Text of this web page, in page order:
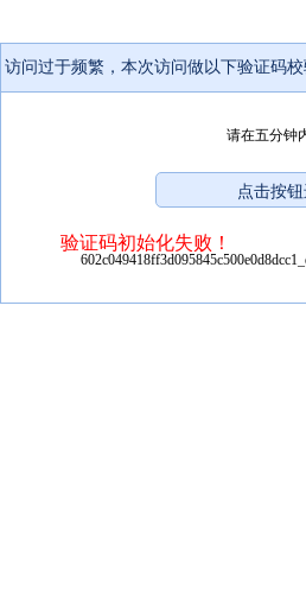
访问过于频繁，本次访问做以下验证码校
请在五分钟
验证码初始化失败！